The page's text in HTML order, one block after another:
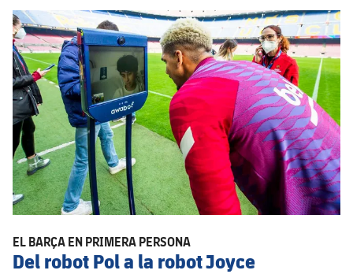
EL BARÇA EN PRIMERA PERSONA
Del robot Pol a la robot Joyce